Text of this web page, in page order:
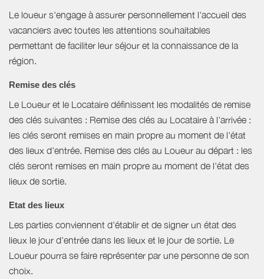
Le loueur s'engage à assurer personnellement l'accueil des
vacanciers avec toutes les attentions souhaitables
permettant de faciliter leur séjour et la connaissance de la
région.
Remise des clés
Le Loueur et le Locataire définissent les modalités de remise
des clés suivantes : Remise des clés au Locataire à l'arrivée :
les clés seront remises en main propre au moment de l'état
des lieux d'entrée. Remise des clés au Loueur au départ : les
clés seront remises en main propre au moment de l'état des
lieux de sortie.
Etat des lieux
Les parties conviennent d'établir et de signer un état des
lieux le jour d'entrée dans les lieux et le jour de sortie. Le
Loueur pourra se faire représenter par une personne de son
choix.